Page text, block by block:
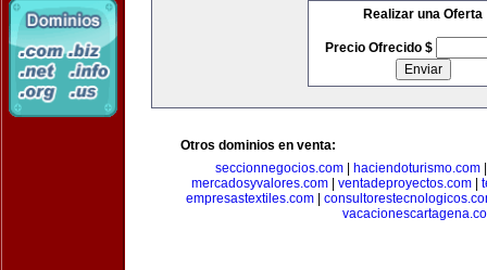
Realizar una Oferta
Precio Ofrecido $
Otros dominios en venta:
seccionnegocios.com
haciendoturismo.com
mercadosyvalores.com| ventadeproyectos.com|
empresastextiles.com|